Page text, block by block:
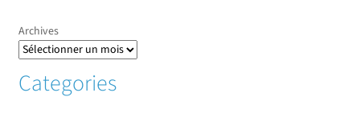
Archives
Categories